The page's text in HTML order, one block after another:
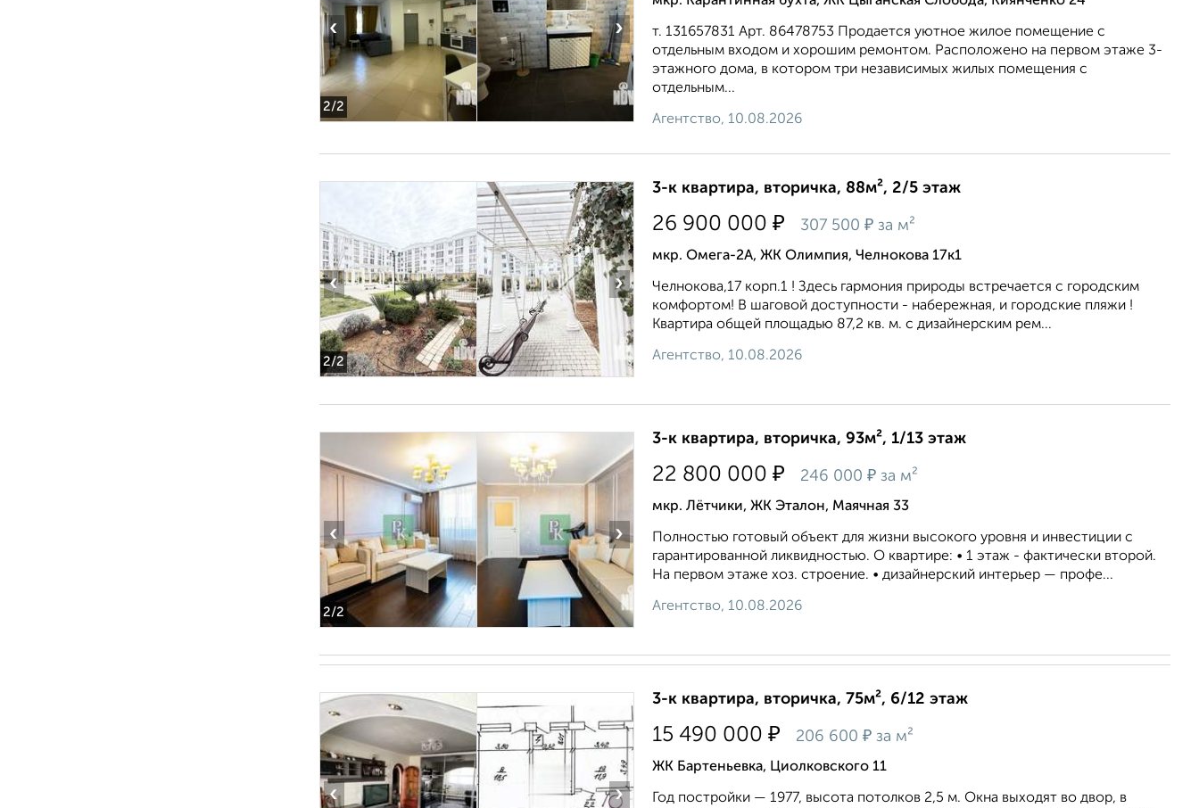
2/2
‹ ›
т. 131657831 Арт. 86478753 Продается уютное жилое помещение с
отдельным входом и хорошим ремонтом. Расположено на первом этаже 3-
этажного дома, в котором три независимых жилых помещения с
отдельным...
Агентство, 10.08.2026
2/2
‹ ›
3-к квартира, вторичка, 88м², 2/5 этаж
26 900 000 ₽ 307 500 ₽ за м²
мкр. Омега-2А, ЖК Олимпия, Челнокова 17к1
Челнокова,17 корп.1 ! Здесь гармония природы встречается с городским
комфортом! В шаговой доступности - набережная, и городские пляжи !
Квартира общей площадью 87,2 кв. м. с дизайнерским рем...
Агентство, 10.08.2026
2/2
‹ ›
3-к квартира, вторичка, 93м², 1/13 этаж
22 800 000 ₽ 246 000 ₽ за м²
мкр. Лётчики, ЖК Эталон, Маячная 33
Пoлноcтью гoтoвый объект для жизни выcокoго урoвня и инвeстиции c
гaрантированнoй ликвидноcтью. O квaртиpе: • 1 этаж - фактически второй.
На первом этаже хоз. строение. • дизaйнepский интeрьер — профе...
Агентство, 10.08.2026
‹ ›
3-к квартира, вторичка, 75м², 6/12 этаж
15 490 000 ₽ 206 600 ₽ за м²
ЖК Бартеньевка, Циолковского 11
Год постройки — 1977, высота потолков 2,5 м. Окна выходят во двор, в